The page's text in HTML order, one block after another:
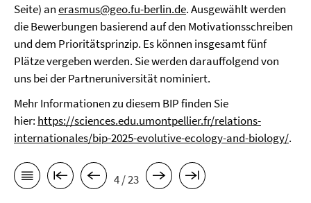
Seite) anerasmus@geo.fu-berlin.de. Ausgewählt werden
die Bewerbungen basierend auf den Motivationsschreiben
und dem Prioritätsprinzip. Es können insgesamt fünf
Plätze vergeben werden. Sie werden darauffolgend von
uns bei der Partneruniversität nominiert.
Mehr Informationen zu diesem BIP finden Sie
hier: https://sciences.edu.umontpellier.fr/relations-
internationales/bip-2025-evolutive-ecology-and-biology/.
4 / 23